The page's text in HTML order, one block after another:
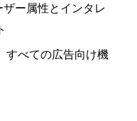
ー属性とインタレ
すべての広告向け機